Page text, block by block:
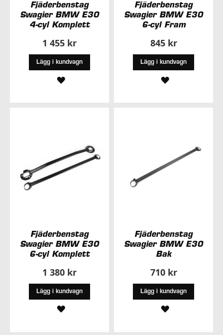
Fjäderbenstag
Swagier BMW E30
4-cyl Komplett
1 455 kr
Lägg i kundvagn
LÄGG
Fjäderbenstag
Swagier BMW E30
6-cyl Fram
845 kr
Lägg i kundvagn
LÄGG
Fjäderbenstag
Swagier BMW E30
6-cyl Komplett
1 380 kr
Lägg i kundvagn
LÄGG
Fjäderbenstag
Swagier BMW E30
Bak
710 kr
Lägg i kundvagn
LÄGG